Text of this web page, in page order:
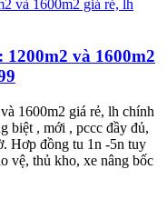
và 1600m2
1600m2 giá rẻ, lh chính
biệt , mới , pccc đầy đủ,
Hơp đồng tu 1n -5n tuy
vệ, thủ kho, xe nâng bốc